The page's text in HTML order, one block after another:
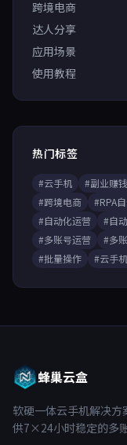
跨境电商
达人分享
应用场景
使用教程
热门标签
#云手机 #副业赚钱
#跨境电商
#RPA
#自动化运营
#自
#多账号运营
#多
#批量操作
#云手
蜂巢云盒
软硬一体云手机解决
供7×24小时稳定的多